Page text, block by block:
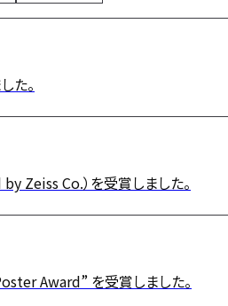
た。
Zeiss Co.）を受賞しました。
Award” を受賞しました。